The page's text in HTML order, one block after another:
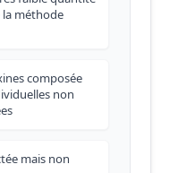
méthode
composée
non
mais non